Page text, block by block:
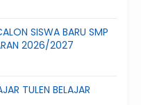
SISWA BARU SMP
2026/2027
TULEN BELAJAR